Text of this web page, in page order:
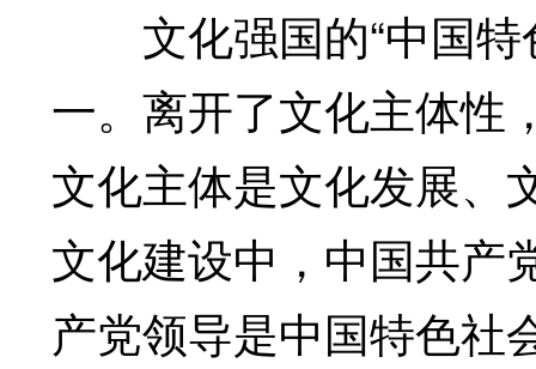
文化强国的“中国特
一。离开了文化主体性
文化主体是文化发展、
文化建设中，中国共产
产党领导是中国特色社